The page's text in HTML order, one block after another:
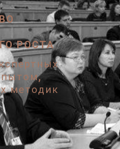
РОСТА
методик